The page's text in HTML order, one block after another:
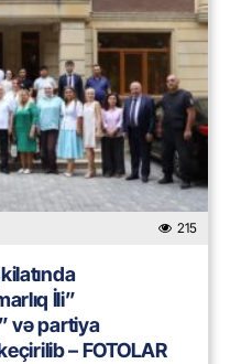
215
İli”
və partiya
– FOTOLAR